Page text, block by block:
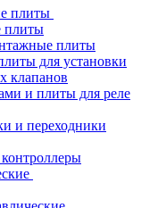
плиты
плиты
плиты
для установки
клапанов
и плиты для реле
и переходники